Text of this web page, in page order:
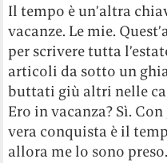
Il tempo è un’altra
vacanze. Le mie.
per scrivere tutta
articoli da sotto un
buttati giù altri nelle
Ero in vacanza? Sì.
vera conquista è il
allora me lo sono